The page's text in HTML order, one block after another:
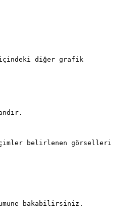
içindeki diğer grafik
belirlenen görselleri
bakabilirsiniz.